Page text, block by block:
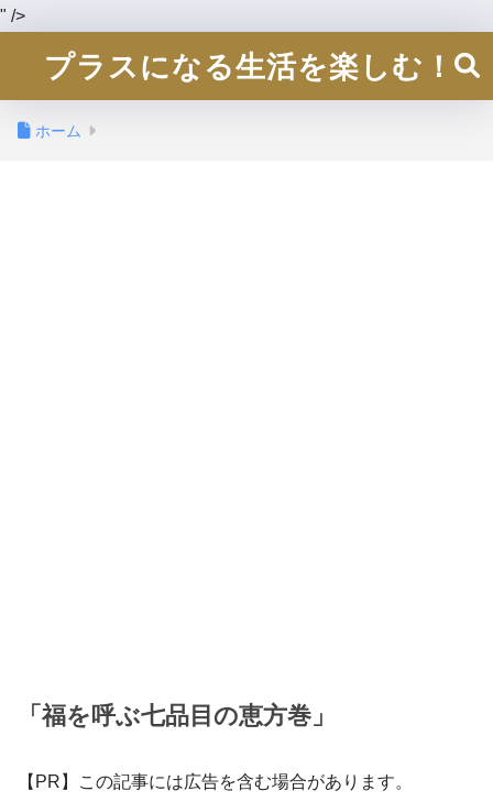
" />
プラスになる生活を楽しむ！
ホーム
「福を呼ぶ七品目の恵方巻」
【PR】この記事には広告を含む場合があります。